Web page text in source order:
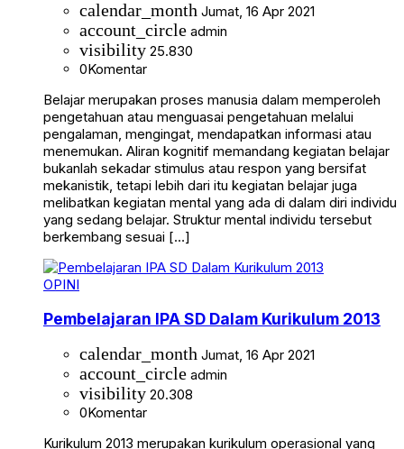
calendar_month Jumat, 16 Apr 2021
account_circle admin
visibility 25.830
0Komentar
Belajar merupakan proses manusia dalam memperoleh
pengetahuan atau menguasai pengetahuan melalui
pengalaman, mengingat, mendapatkan informasi atau
menemukan. Aliran kognitif memandang kegiatan belajar
bukanlah sekadar stimulus atau respon yang bersifat
mekanistik, tetapi lebih dari itu kegiatan belajar juga
melibatkan kegiatan mental yang ada di dalam diri individu
yang sedang belajar. Struktur mental individu tersebut
berkembang sesuai […]
OPINI
Pembelajaran IPA SD Dalam Kurikulum 2013
calendar_month Jumat, 16 Apr 2021
account_circle admin
visibility 20.308
0Komentar
Kurikulum 2013 merupakan kurikulum operasional yang